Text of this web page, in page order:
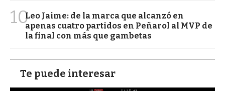
10Leo Jaime: de la marca que alcanzó en
apenas cuatro partidos en Peñarol al MVP de
la final con más que gambetas
Te puede interesar